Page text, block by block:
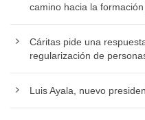
camino hacia la
Cáritas pide una
regularización de
Luis Ayala, nuevo